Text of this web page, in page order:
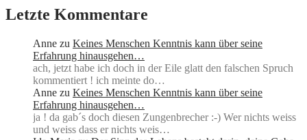
Letzte Kommentare
Anne zu Keines Menschen Kenntnis kann über seine
Erfahrung hinausgehen…
ach, jetzt habe ich doch in der Eile glatt den falschen Spruch
kommentiert ! ich meinte do…
Anne zu Keines Menschen Kenntnis kann über seine
Erfahrung hinausgehen…
ja ! da gab´s doch diesen Zungenbrecher :-) Wer nichts weiss
und weiss dass er nichts weis…